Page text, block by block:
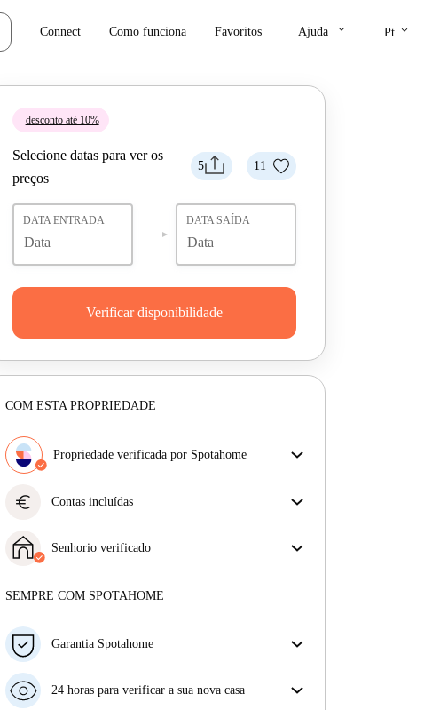
Connect Como funciona Favoritos Ajuda keyboard_arrow_down Pt keyboard_arrow_down
desconto até 10%
5 11
Selecione datas para ver os
preços
DATA ENTRADA DATA SAÍDA
Verificar disponibilidade
COM ESTA PROPRIEDADE
Propriedade verificada por Spotahome
obténs exatamente o que vês no anúncio.
euro Contas incluídas
incluídas. A renda e as contas estão todas incluídas
para uma experiência sem preocupações
Senhorio verificado
Mais sobre este senhorio
SEMPRE COM SPOTAHOME
Garantia Spotahome
antecedência, nós iremos A) pagar um hotel e ajudá-
24 horas para verificar a sua nova casa